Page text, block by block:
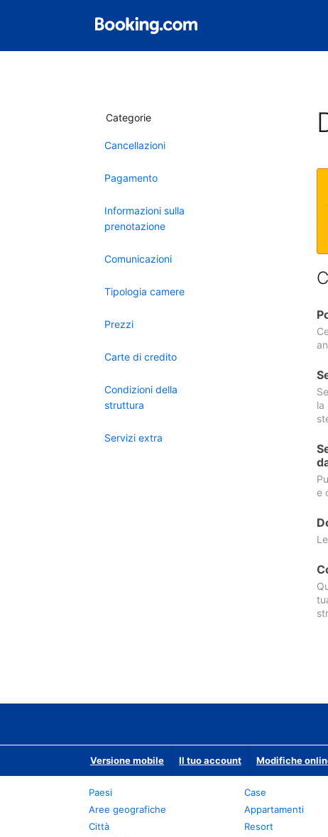
Categorie
Cancellazioni
Pagamento
Informazioni sulla
prenotazione
Comunicazioni
Tipologia camere
Prezzi
Carte di credito
Condizioni della
struttura
Servizi extra
la
e
Versione mobile Il tuo account Modifiche
Paesi
Aree geografiche
Città
Case
Appartamenti
Resort